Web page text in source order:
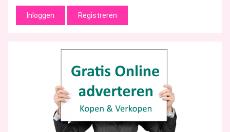
Inloggen Registreren